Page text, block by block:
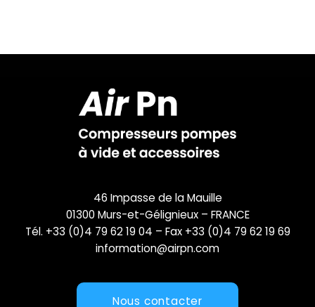
46 Impasse de la Mauille
01300 Murs-et-Gélignieux – FRANCE
Tél. +33 (0)4 79 62 19 04 – Fax +33 (0)4 79 62 19 69
information@airpn.com
Nous contacter